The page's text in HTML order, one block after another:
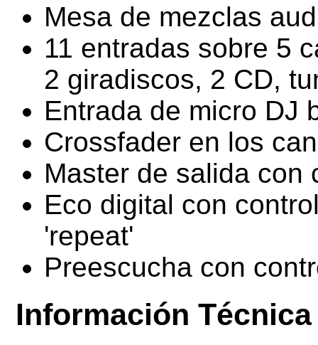
Mesa de mezclas
11 entradas sobre 5
2 giradiscos, 2 CD,
Entrada de micro DJ
Crossfader en los
Master de salida con
Eco digital con
'repeat'
Preescucha con
Información Técnica